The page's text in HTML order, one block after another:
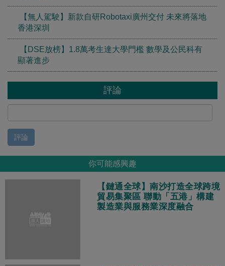
【無人駕駛】新款自研Robotaxi廣州交付 未來將落地
香港深圳
【DSE放榜】1.8萬考生達大學門檻 數學及公民科有
顯著進步
評論
評論
你可能感興趣
【鏈通全球】南沙打造全球跨境
貿易集聚區 聯動「五港」構建
製造業與服務業深度融合